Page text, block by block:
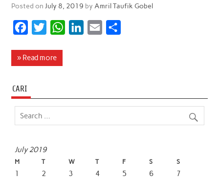
Posted on July 8, 2019 by Amril Taufik Gobel
c
o
o
i
e
W
A
d
» Read more
CARI
July 2019
M T W T F S S
1 2 3 4 5 6
7